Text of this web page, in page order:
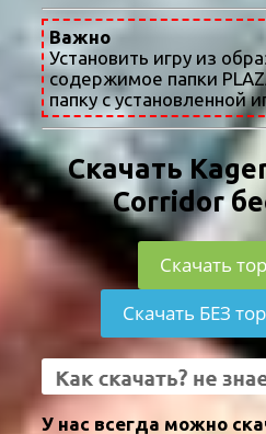
Важно
Установить игру из
содержимое папки
папку с установленной
Скачать
Corridor
Скачать
Скачать БЕЗ
У нас всегда можно